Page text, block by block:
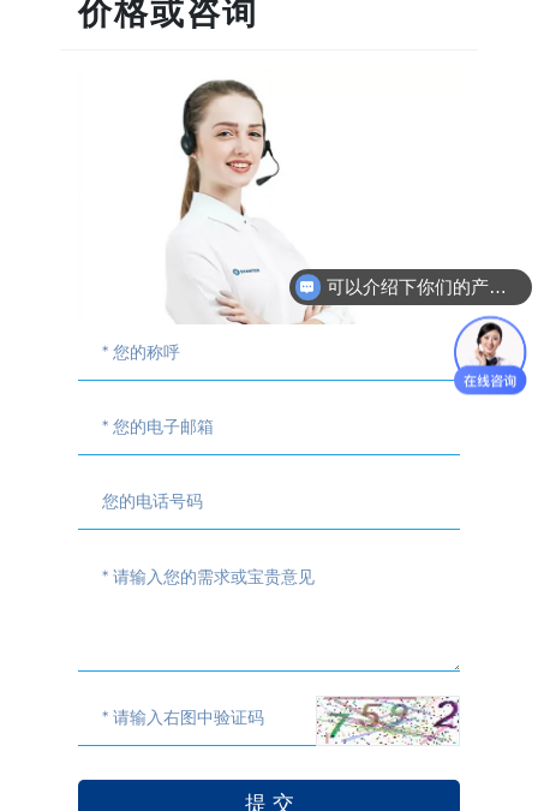
价格或咨询
可以介绍下你们的产品技术参数么？